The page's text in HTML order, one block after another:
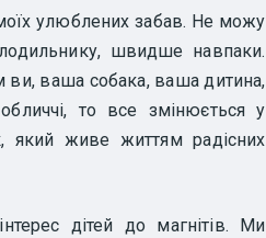
улюблених забав. Не можу
швидше навпаки.
ваша собака, ваша дитина,
то все змінюється у
який живе життям радісних
дітей до магнітів. Ми